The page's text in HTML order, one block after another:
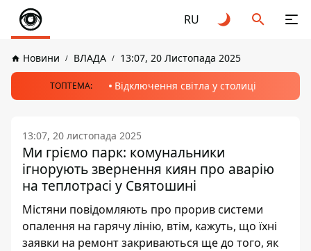
RU
Новини ВЛАДА 13:07, 20 Листопада 2025
ТОПТЕМА: Відключення світла у столиці
13:07, 20 листопада 2025
Ми гріємо парк: комунальники
ігнорують звернення киян про аварію
на теплотрасі у Святошині
Містяни повідомляють про прорив системи
опалення на гарячу лінію, втім, кажуть, що їхні
заявки на ремонт закриваються ще до того, як